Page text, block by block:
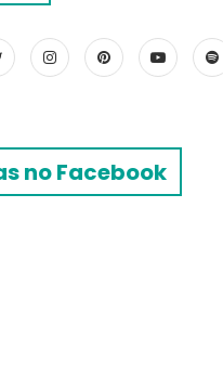
no Facebook